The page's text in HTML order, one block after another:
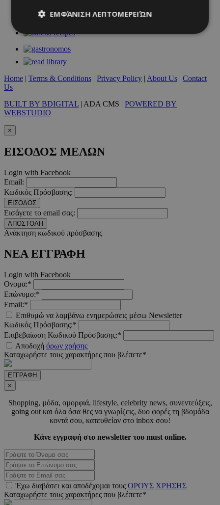
Home | Terms & Conditions | Privacy Policy | About Us | Contact
Us
BUILT BY BDIGITAL | ADA CMS | POWERED BY
WEBSTUDIO
×
ΕΙΣΟΔΟΣ ΜΕΛΩΝ
Login with Facebook
Email:
Κωδικός Πρόσβασης:
ΕΙΣΟΔΟΣ
Εισάγετε το email σας:
ΑΠΟΣΤΟΛΗ
Ανάκτηση κωδικού πρόσβασης
ΝΕΑ ΕΓΓΡΑΦΗ
Login with Facebook
Ονομα:*
Επώνυμο:*
Email:*
Επιθυμώ να λαμβάνω ενημερώσεις μέσω Newsletter
Κωδικός Πρόσβασης:*
Επιβεβαίωση Κωδικού Πρόσβασης:*
Αποδοχή όρων χρήσης
Καταχωρήστε τους χαρακτήρες που βλέπετε*
ΕΓΓΡΑΦΗ
×
Shopping, µόδα, οµορφιά, lifestyle, celebrity news, συνεντεύξεις,
going out και όλα όσα θες να γνωρίζεις, δυο φορές τη βδοµάδα
κοντά σου, κατευθείαν στο inbox σου!
Κάνε εγγραφή στο newsletter του must online.
Έχω διαβάσει και αποδέχοµαι τους ΟΡΟΥΣ ΧΡΗΣΗΣ
Καταχωρήστε τους χαρακτήρες που βλέπετε*
ΕΜΦΆΝΙΣΗ ΛΕΠΤΟΜΕΡΕΙΏΝ
Απολύτως απαραίτητα
Στόχευσης
Μη ταξινομημένα
βασικές λειτουργίες του ιστότοπου, όπως τη
σύνδεση χρήστη και τη διαχείριση λογαριασμού.
Ονοματεπώνυμο
__cf_bm
LangCookie www.must.com.cy
Google
Privacy Policy